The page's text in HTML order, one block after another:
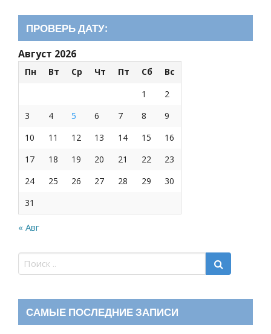
ПРОВЕРЬ ДАТУ:
Август 2026
Пн Вт Ср Чт Пт Сб
Вс
1
2
3
4 5 6 7 8
9
10
11 12 13 14 15
16
17
18 19 20 21 22
23
24
25 26 27 28 29
30
31
« Авг
САМЫЕ ПОСЛЕДНИЕ ЗАПИСИ